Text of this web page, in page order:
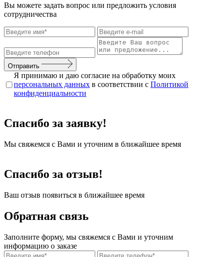
Вы можете задать вопрос или предложить условия
сотрудничества
Отправить
Я принимаю и даю согласие на обработку моих
персональных данных в соответствии с Политикой
конфиденциальности
Спасибо за заявку!
Мы свяжемся с Вами и уточним в ближайшее время
Спасибо за отзыв!
Ваш отзыв появиться в ближайшее время
Обратная связь
Заполните форму, мы свяжемся с Вами и уточним
информацию о заказе